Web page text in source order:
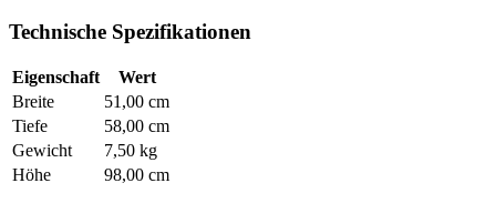
Technische Spezifikationen
Eigenschaft
Wert
Breite
51,00 cm
Tiefe
58,00 cm
Gewicht
7,50 kg
Höhe
98,00 cm